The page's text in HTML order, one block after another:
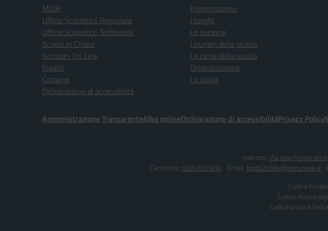
MIUR
Ufficio Scolastico Regionale
Ufficio Scolastico Territoriale
Scuola in Chiaro
Iscrizioni On Line
Invalsi
Comune
Dichiarazione di accessibilità
Presentazione
I luoghi
Le persone
I numeri della scuola
Le carte della scuola
Organizzazione
La storia
Amministrazione TrasparenteAlbo onlineDichiarazione di accessibilitàPrivacy Policy
Indirizzo: Via John Fitzgerald
Centralino: 0924507600 Email: tptd02000x@istruzione.it
Codice
Codice
Codice unico di